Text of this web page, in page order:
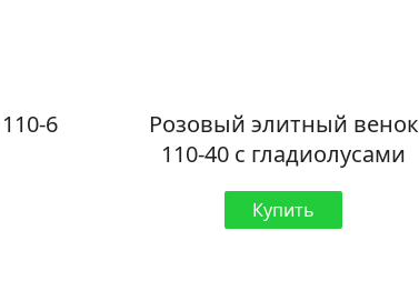
6
Розовый элитный венок
110-40 с гладиолусами
Купить